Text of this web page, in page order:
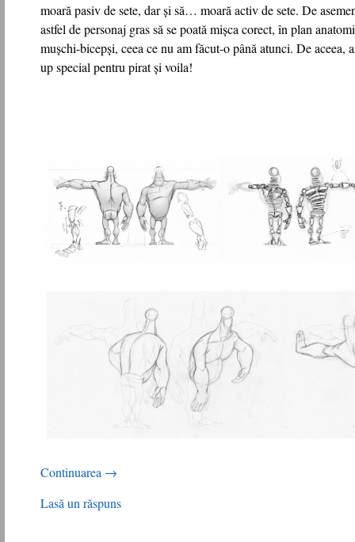
moară pasiv de sete, dar și să… moară activ de sete. De
astfel de personaj gras să se poată mișca corect, în plan
mușchi-bicepși, ceea ce nu am făcut-o până atunci. De aceea,
up special pentru pirat și voila!
Continuarea →
Lasă un răspuns